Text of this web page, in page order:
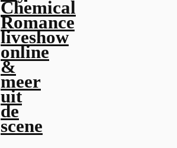
Chemical
Romance
liveshow
online
&
meer
uit
de
scene